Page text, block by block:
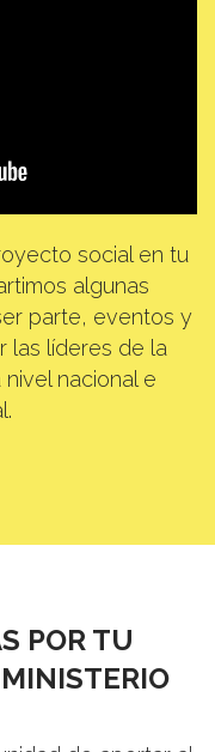
social en tu
algunas
parte, eventos y
las líderes de la
nacional e
POR TU